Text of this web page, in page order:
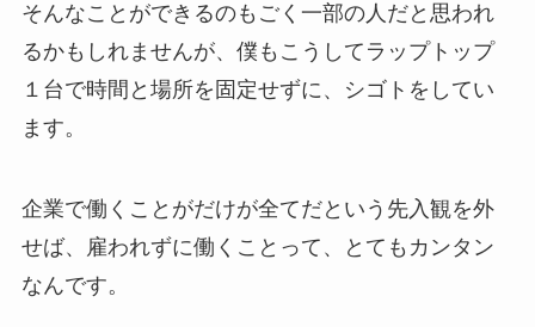
そんなことができるのもごく一部の人だと思われ
るかもしれませんが、僕もこうしてラップトップ
１台で時間と場所を固定せずに、シゴトをしてい
ます。
企業で働くことがだけが全てだという先入観を外
せば、雇われずに働くことって、とてもカンタン
なんです。